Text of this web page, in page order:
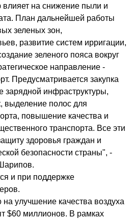
влияет на снижение пыли и
План дальнейшей работы
зеленых зон,
развитие систем ирригации,
зеленого пояса вокруг
направление -
Предусматривается закупка
зарядной инфраструктуры,
выделение полос для
повышение качества и
транспорта. Все эти
здоровья граждан и
безопасности страны", -
и при поддержке
улучшение качества воздуха
$60 миллионов. В рамках